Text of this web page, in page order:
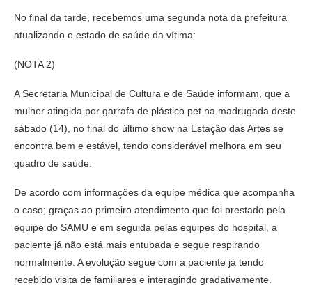
No final da tarde, recebemos uma segunda nota da prefeitura
atualizando o estado de saúde da vítima:
(NOTA 2)
A Secretaria Municipal de Cultura e de Saúde informam, que a
mulher atingida por garrafa de plástico pet na madrugada deste
sábado (14), no final do último show na Estação das Artes se
encontra bem e estável, tendo considerável melhora em seu
quadro de saúde.
De acordo com informações da equipe médica que acompanha
o caso; graças ao primeiro atendimento que foi prestado pela
equipe do SAMU e em seguida pelas equipes do hospital, a
paciente já não está mais entubada e segue respirando
normalmente. A evolução segue com a paciente já tendo
recebido visita de familiares e interagindo gradativamente.